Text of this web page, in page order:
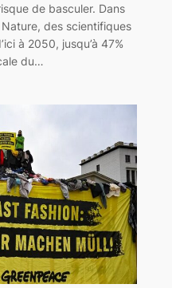
de basculer. Dans
des scientifiques
à 2050, jusqu’à 47%
du…